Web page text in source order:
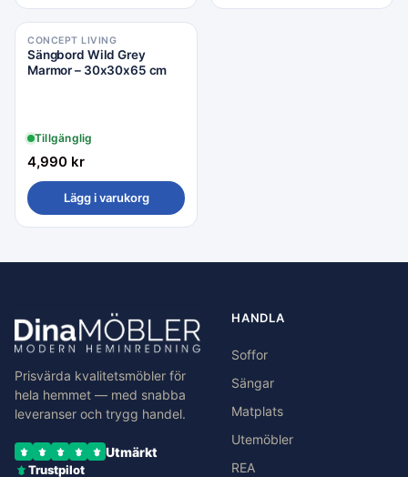
CONCEPT LIVING
Sängbord Wild Grey
Marmor – 30x30x65 cm
Tillgänglig
4,990 kr
Lägg i varukorg
Prisvärda kvalitetsmöbler för
hela hemmet — med snabba
leveranser och trygg handel.
Utmärkt
Trustpilot
HANDLA
Soffor
Sängar
Matplats
Utemöbler
REA